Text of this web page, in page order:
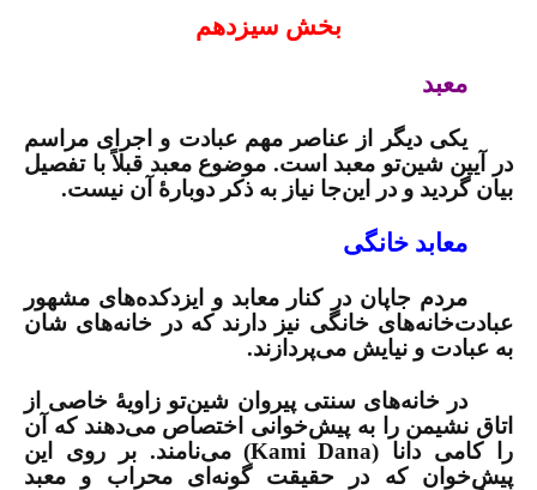
بخش سیزدهم
معبد
یکی دیگر از عناصر مهم عبادت و اجرای مراسم
در آیین شین‌تو معبد است. موضوع معبد قبلاً با تفصیل
بیان گردید و در این‌جا نیاز به ذکر دوبارۀ آن نیست.
معابد خانگی
مردم جاپان در کنار معابد و ایزدکده‌های مشهور
عبادت‌خانه‌های خانگی نیز دارند که در خانه‌های شان
به عبادت و نیایش می‌پردازند.
در خانه‌های سنتی پیروان شین‌تو زاویۀ خاصی از
اتاق نشیمن را به پیش‌خوانی اختصاص می‌دهند که آن
را کامی دانا (Kami Dana
) می‌نامند. بر روی این
پیش‌خوان که در حقیقت گونه‌ای محراب و معبد